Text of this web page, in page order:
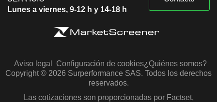
Lunes a viernes, 9-12 h y 14-18 h
Aviso legal Configuración de cookies¿Quiénes somos?
Copyright © 2026 Surperformance SAS. Todos los derechos
reservados.
Las cotizaciones son proporcionadas por Factset,